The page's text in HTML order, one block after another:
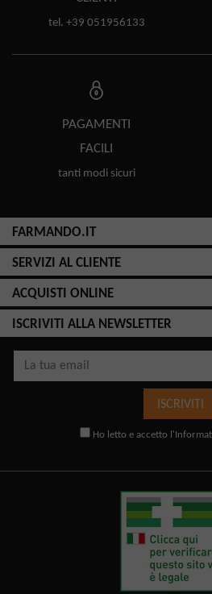
tel. +39 051956133
PAGAMENTI
FACILI
tanti modi sicuri
FARMANDO.IT
SERVIZI AL CLIENTE
ACQUISTI ONLINE
ISCRIVITI ALLA NEWSLETTER
ISCRIVITI
Ho letto e accetto l'